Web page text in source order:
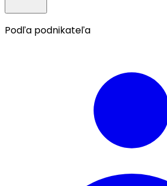
Podľa podnikateľa